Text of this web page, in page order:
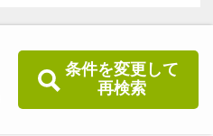
条件を変更して
再検索